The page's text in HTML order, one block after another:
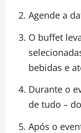
Agende a
O buffet
bebidas e
Durante o
de tudo –
Após o